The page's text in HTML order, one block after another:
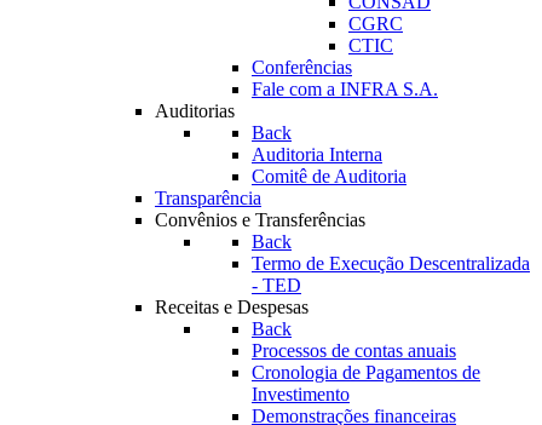
CGRC
CTIC
Conferências
Fale com a INFRA S.A.
Auditorias
Back
Auditoria Interna
Comitê de Auditoria
Transparência
Convênios e Transferências
Back
Termo de Execução Descentralizada
- TED
Receitas e Despesas
Back
Processos de contas anuais
Cronologia de Pagamentos de
Investimento
Demonstrações financeiras